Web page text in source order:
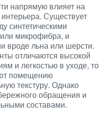
напрямую влияет на
интерьера. Существует
синтетическими
микрофибра, и
вроде льна или шерсти.
отличаются высокой
и легкостью в уходе, то
помещению
текстуру. Однако
обращения и
составами.